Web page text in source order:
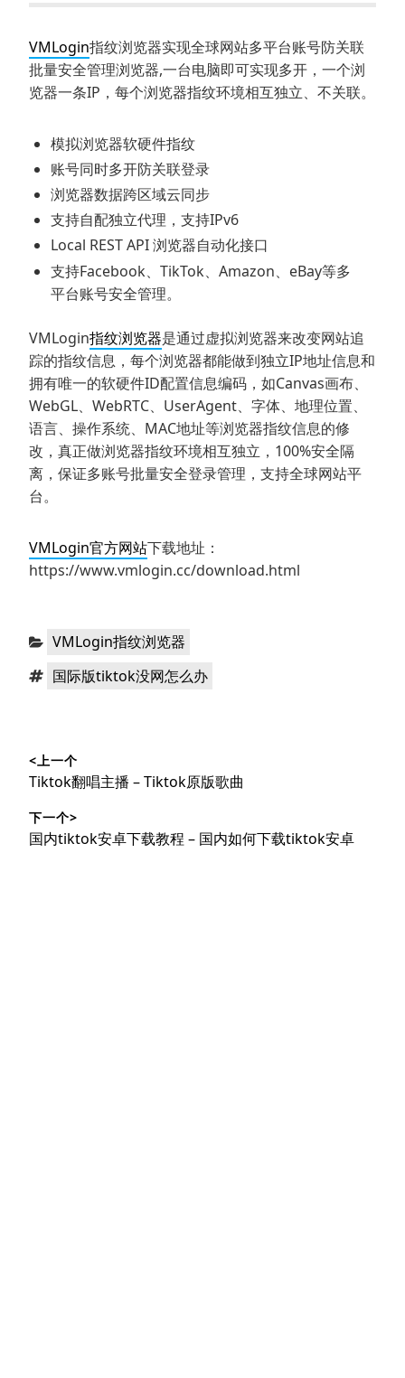
VMLogin指纹浏览器实现全球网站多平台账号防关联
批量安全管理浏览器,一台电脑即可实现多开，一个浏
览器一条IP，每个浏览器指纹环境相互独立、不关联。
模拟浏览器软硬件指纹
账号同时多开防关联登录
浏览器数据跨区域云同步
支持自配独立代理，支持IPv6
Local REST API 浏览器自动化接口
支持Facebook、TikTok、Amazon、eBay等多
平台账号安全管理。
VMLogin指纹浏览器是通过虚拟浏览器来改变网站追
踪的指纹信息，每个浏览器都能做到独立IP地址信息和
拥有唯一的软硬件ID配置信息编码，如Canvas画布、
WebGL、WebRTC、UserAgent、字体、地理位置、
语言、操作系统、MAC地址等浏览器指纹信息的修
改，真正做浏览器指纹环境相互独立，100%安全隔
离，保证多账号批量安全登录管理，支持全球网站平
台。
VMLogin官方网站下载地址：
https://www.vmlogin.cc/download.html
分 VMLogin指纹浏览器
标 国际版tiktok没网怎么办
章
导
航
<上一个
上
文
章：
Tiktok翻唱主播 – Tiktok原版歌曲
下一个>
下
国内tiktok安卓下载教程 – 国内如何下载tiktok安卓